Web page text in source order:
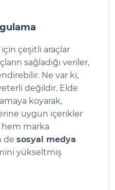
çeşitli araçlar
sağladığı veriler,
Ne var ki,
değildir. Elde
koyarak,
uygun içerikler
hem marka
de sosyal medya
yükseltmiş